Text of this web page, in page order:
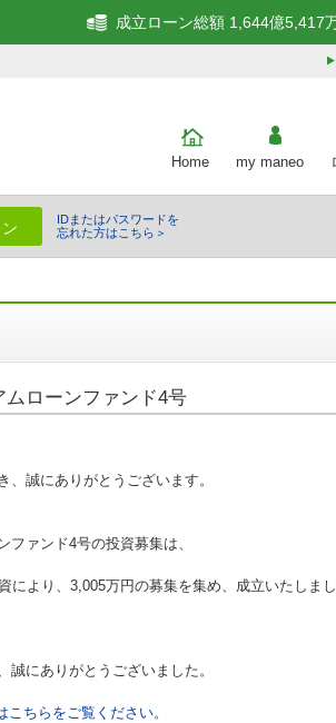
成立ローン総額 1,644億5,417
Home my maneo
IDまたはパスワードを
忘れた方はこちら＞
ローンファンド4号
、誠にありがとうございます。
ファンド4号の投資募集は、
により、3,005万円の募集を集め、成立いたしま
誠にありがとうございました。
ちらをご覧ください。